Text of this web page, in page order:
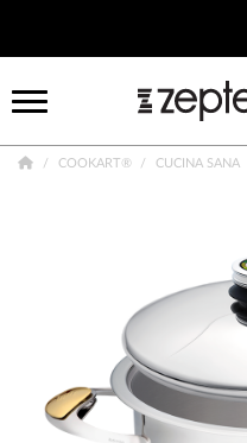
COOKART® CUCINA SANA